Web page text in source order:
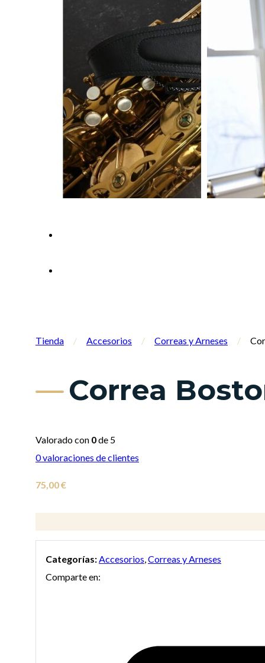
Tienda / Accesorios / Correas y Arneses /
Correa
Valorado con 0de 5
0valoraciones de clientes
75,00€
Categorías: Accesorios Correas y Arneses
Comparte en: